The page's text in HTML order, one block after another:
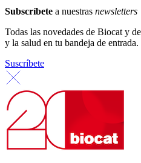
Subscríbete a nuestras newsletters
Todas las novedades de Biocat y
y la salud en tu bandeja de entrada.
Suscríbete